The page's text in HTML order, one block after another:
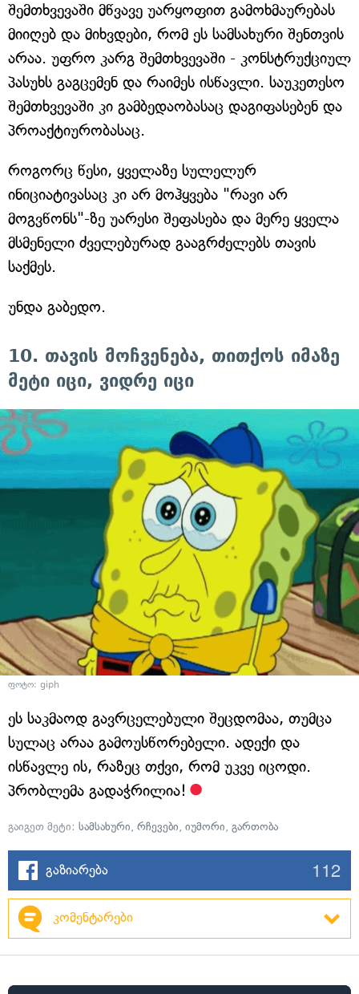
შემთხვევაში მწვავე უარყოფით გამოხმაურებას
მიიღებ და მიხვდები, რომ ეს სამსახური შენთვის
არაა. უფრო კარგ შემთხვევაში - კონსტრუქციულ
პასუხს გაგცემენ და რაიმეს ისწავლი. საუკეთესო
შემთხვევაში კი გამბედაობასაც დაგიფასებენ და
პროაქტიურობასაც.
როგორც წესი, ყველაზე სულელურ
ინიციატივასაც კი არ მოჰყვება "რავი არ
მოგვწონს"-ზე უარესი შეფასება და მერე ყველა
მსმენელი ძველებურად გააგრძელებს თავის
საქმეს.
უნდა გაბედო.
10. თავის მოჩვენება, თითქოს იმაზე
მეტი იცი, ვიდრე იცი
ფოტო: giph
ეს საკმაოდ გავრცელებული შეცდომაა, თუმცა
სულაც არაა გამოუსწორებელი. ადექი და
ისწავლე ის, რაზეც თქვი, რომ უკვე იცოდი.
პრობლემა გადაჭრილია!
გაიგეთ მეტი: სამსახური, რჩევები, იუმორი, გართობა
გაზიარება 112
კომენტარები